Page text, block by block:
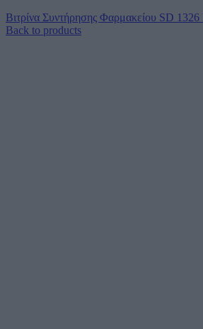
Βιτρίνα Συντήρησης Φαρμακείου SD
Back to products